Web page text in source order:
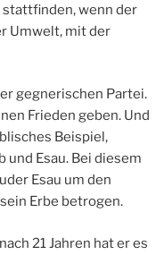
stattfinden, wenn der
Umwelt, mit der
gegnerischen Partei.
Frieden geben. Und
Beispiel,
und Esau. Bei diesem
Esau um den
Erbe betrogen.
21 Jahren hat er es